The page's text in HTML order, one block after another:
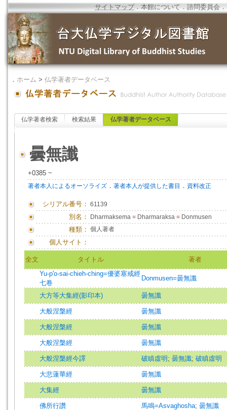
サイトマップ．本館について ．諮問委員会 ．
． ホーム > 仏学著者データベース
仏学著者検索 検索結果 仏学著者データベース
曇無讖
+0385 ~
著者本人によるオーソライズ ． 著者本人が提供した書目 ． 資料改正
シリアル番号： 61139
別名： Dharmaksema = Dharmaraksa = Donmusen
種類： 個人著者
個人サイト：
全文 タイトル
著者
Yu-p'o-sai-chieh-ching=優婆塞戒經
七卷
Donmusen=曇無讖
大方等大集經(影印本) 曇無讖
大般涅槃經 曇無讖
大般涅槃經 曇無讖
大般涅槃經 曇無讖
大般涅槃經今譯 破瞋虛明 ; 曇無讖; 破瞋虛明
大悲蓮華經 曇無讖
大集經 曇無讖
佛所行讚 馬鳴=Asvaghosha; 曇無讖